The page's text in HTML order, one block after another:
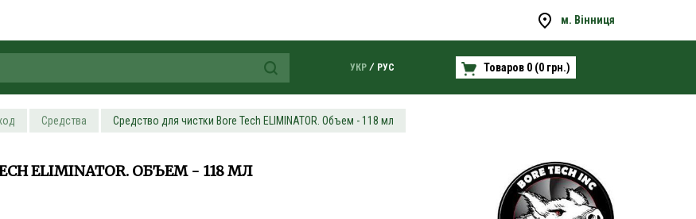
м. Вінниця
УКР РУС Товаров 0 (0 грн.)
Средства Средство для чистки Bore Tech ELIMINATOR. Объем - 118 мл
ELIMINATOR. ОБЪЕМ - 118 МЛ